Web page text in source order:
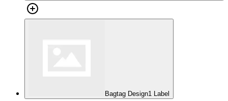
Bagtag Design1 Label